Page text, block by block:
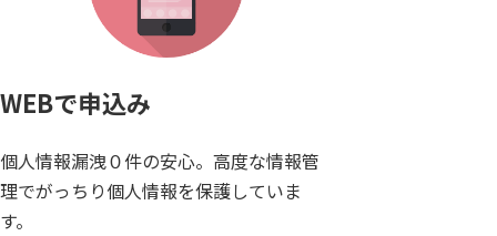
WEBで申込み
個人情報漏洩０件の安心。高度な情報管
理でがっちり個人情報を保護していま
す。